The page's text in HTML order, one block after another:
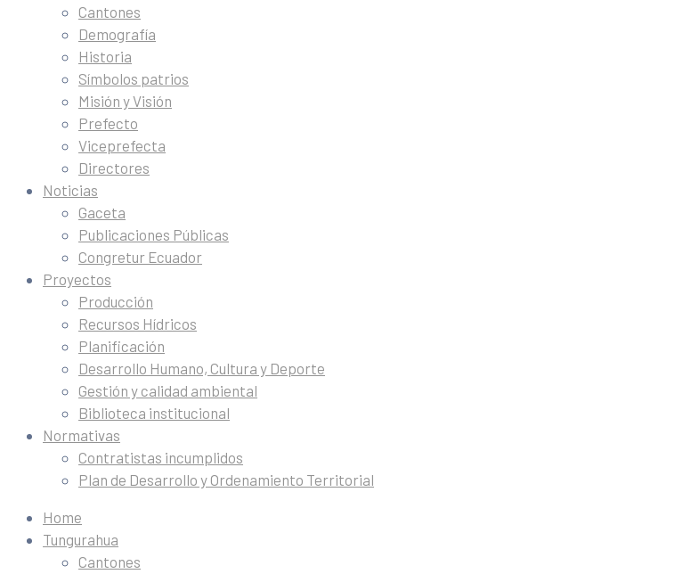
Cantones
Demografía
Historia
Símbolos patrios
Misión y Visión
Prefecto
Viceprefecta
Directores
Noticias
Gaceta
Publicaciones Públicas
Congretur Ecuador
Proyectos
Producción
Recursos Hídricos
Planificación
Desarrollo Humano, Cultura y Deporte
Gestión y calidad ambiental
Biblioteca institucional
Normativas
Contratistas incumplidos
Plan de Desarrollo y Ordenamiento Territorial
Home
Tungurahua
Cantones